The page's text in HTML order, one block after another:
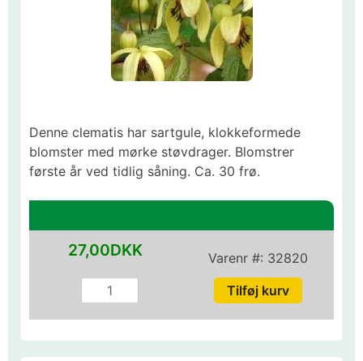
Denne clematis har sartgule, klokkeformede
blomster med mørke støvdrager. Blomstrer
første år ved tidlig såning. Ca. 30 frø.
Varenr #: 32820
27,00DKK